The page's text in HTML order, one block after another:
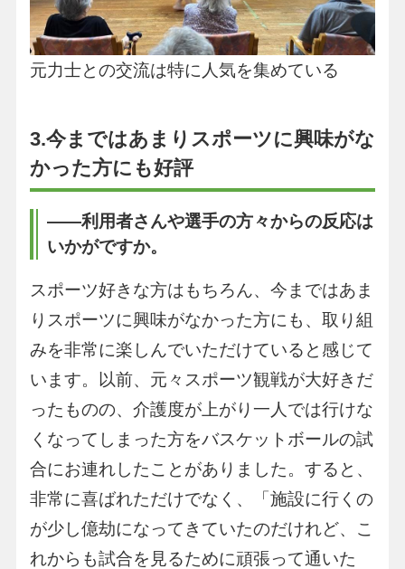
元力士との交流は特に人気を集めている
3.今まではあまりスポーツに興味がな
かった方にも好評
――利用者さんや選手の方々からの反応は
いかがですか。
スポーツ好きな方はもちろん、今まではあま
りスポーツに興味がなかった方にも、取り組
みを非常に楽しんでいただけていると感じて
います。以前、元々スポーツ観戦が大好きだ
ったものの、介護度が上がり一人では行けな
くなってしまった方をバスケットボールの試
合にお連れしたことがありました。すると、
非常に喜ばれただけでなく、「施設に行くの
が少し億劫になってきていたのだけれど、こ
れからも試合を見るために頑張って通いた